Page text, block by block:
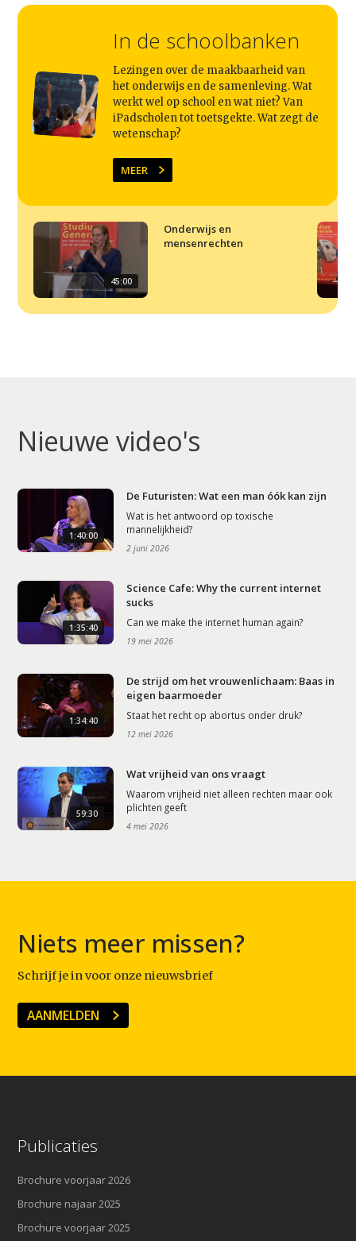
Podcast
Artikelen
Contact
In de schoolbanken
Lezingen over de maakbaarheid van
het onderwijs en de samenleving. Wat
werkt wel op school en wat niet? Van
iPadscholen tot toetsgekte. Wat zegt de
wetenschap?
MEER
45:00
Onderwijs en
mensenrechten
Nieuwe video's
1:40:00
De Futuristen: Wat een man óók kan zijn
Wat is het antwoord op toxische
mannelijkheid?
2 juni 2026
1:35:40
Science Cafe: Why the current internet
sucks
Can we make the internet human again?
19 mei 2026
1:34:40
De strijd om het vrouwenlichaam: Baas in
eigen baarmoeder
Staat het recht op abortus onder druk?
12 mei 2026
59:30
Wat vrijheid van ons vraagt
Waarom vrijheid niet alleen rechten maar ook
plichten geeft
4 mei 2026
Niets meer missen?
Schrijf je in voor onze nieuwsbrief
AANMELDEN
Publicaties
Brochure voorjaar 2026
Brochure najaar 2025
Brochure voorjaar 2025